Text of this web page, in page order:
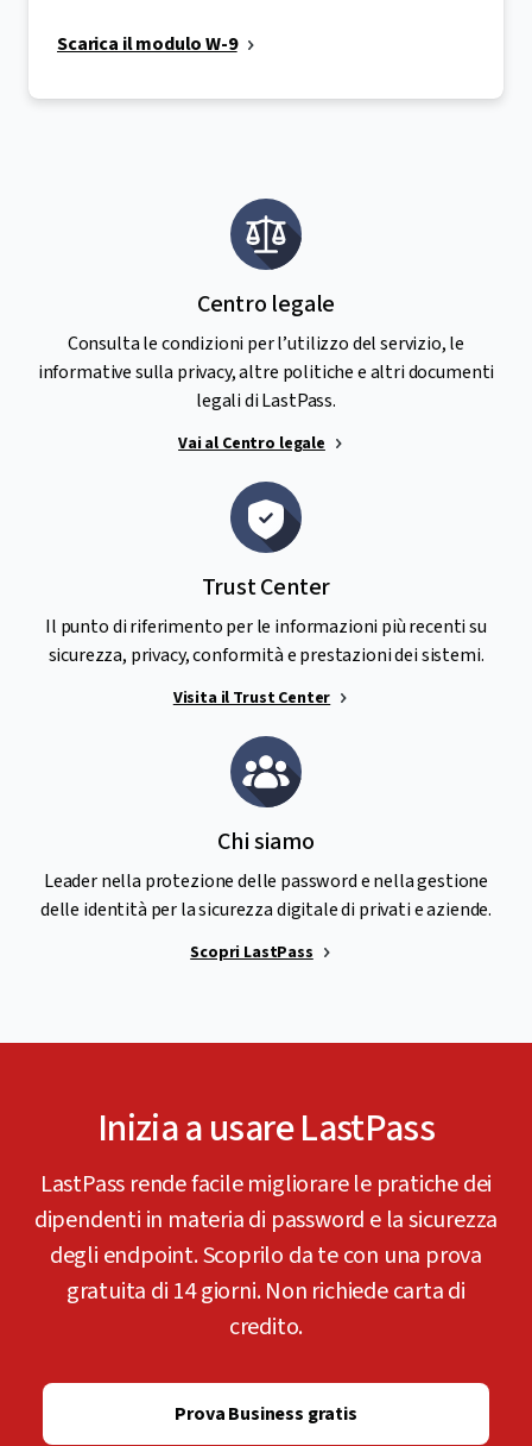
Scarica il modulo W-9
Centro legale
Consulta le condizioni per l’utilizzo del servizio, le
informative sulla privacy, altre politiche e altri documenti
legali di LastPass.
Vai al Centro legale
Trust Center
Il punto di riferimento per le informazioni più recenti su
sicurezza, privacy, conformità e prestazioni dei sistemi.
Visita il Trust Center
Chi siamo
Leader nella protezione delle password e nella gestione
delle identità per la sicurezza digitale di privati e aziende.
Scopri LastPass
Inizia a usare LastPass
LastPass rende facile migliorare le pratiche dei
dipendenti in materia di password e la sicurezza
degli endpoint. Scoprilo da te con una prova
gratuita di 14 giorni. Non richiede carta di
credito.
Prova Business gratis